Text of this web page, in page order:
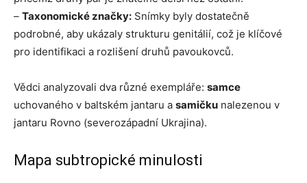
– Taxonomické značky: Snímky byly dostatečně
podrobné, aby ukázaly strukturu genitálií, což je klíčové
pro identifikaci a rozlišení druhů pavoukovců.
Vědci analyzovali dva různé exempláře: samce
uchovaného v baltském jantaru a samičku nalezenou v
jantaru Rovno (severozápadní Ukrajina).
Mapa subtropické minulosti